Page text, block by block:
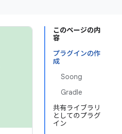
このページの内
容
プラグインの作
成
Soong
Gradle
共有ライブラリ
としてのプラグ
イン